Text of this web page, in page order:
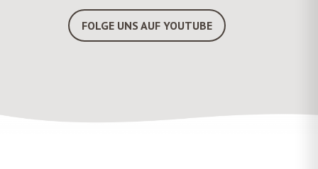
FOLGE UNS AUF YOUTUBE